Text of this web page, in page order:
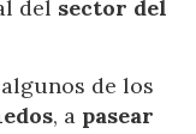
del sector del
de los
, a pasear